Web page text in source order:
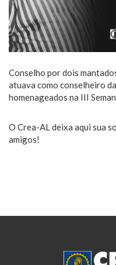
Conselho por dois
atuava como conselheiro
homenageados na III
O Crea-AL deixa aqui sua
amigos!